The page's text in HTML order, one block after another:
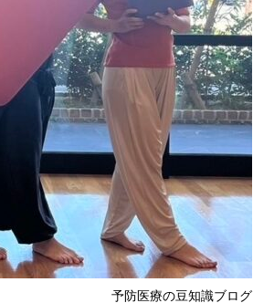
予防医療の豆知識ブログ